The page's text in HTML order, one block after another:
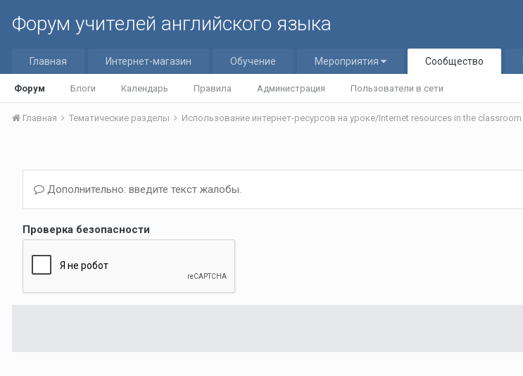
Форум учителей английского языка
Главная Интернет-магазин Обучение Мероприятия Сообщество
Форум Блоги Календарь Правила Администрация Пользователи в сети
Главная Тематические разделы Использование интернет-ресурсов на уроке/Internet resources in the classroom
Дополнительно: введите текст жалобы.
Проверка безопасности